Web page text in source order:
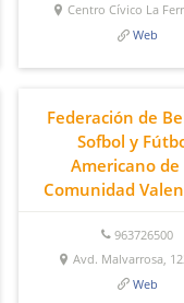
Centro Cívico La
Web
Federación de
Sofbol y
Americano de
Comunidad
963726500
Avd. Malvarrosa,
Web